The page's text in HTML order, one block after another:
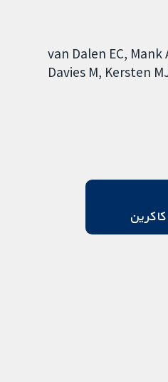
van Dalen EC Mank
Davies M Kersten